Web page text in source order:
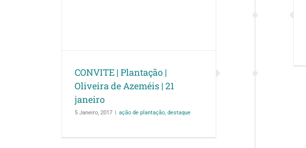
CONVITE | Plantação |
Oliveira de Azeméis | 21
janeiro
5 Janeiro, 2017 | ação de plantação destaque